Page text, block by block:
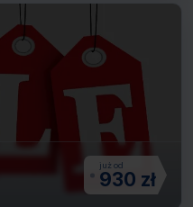
930 zł